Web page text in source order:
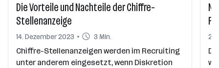
Die Vorteile und Nachteile der Chiffre-
Stellenanzeige
14. Dezember 2023 3 Min.
Chiffre-Stellenanzeigen werden im Recruiting
unter anderem eingesetzt, wenn Diskretion
24.